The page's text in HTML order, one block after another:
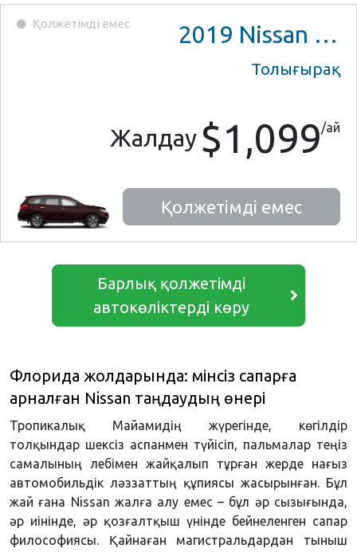
Қолжетімді емес 2019 Nissan Pathfinder
Толығырақ
Жалдау $1,099/ай
Қолжетімді емес
Барлық қолжетімді
автокөліктерді көру
Флорида жолдарында: мінсіз сапарға
арналған Nissan таңдаудың өнері
Тропикалық Майамидің жүрегінде, көгілдір
толқындар шексіз аспанмен түйісіп, пальмалар теңіз
самалының лебімен жайқалып тұрған жерде нағыз
автомобильдік ләззаттың құпиясы жасырынған. Бұл
жай ғана Nissan жалға алу емес – бұл әр сызығында,
әр иінінде, әр қозғалтқыш үнінде бейнеленген сапар
философиясы. Қайнаған магистральдардан тыныш